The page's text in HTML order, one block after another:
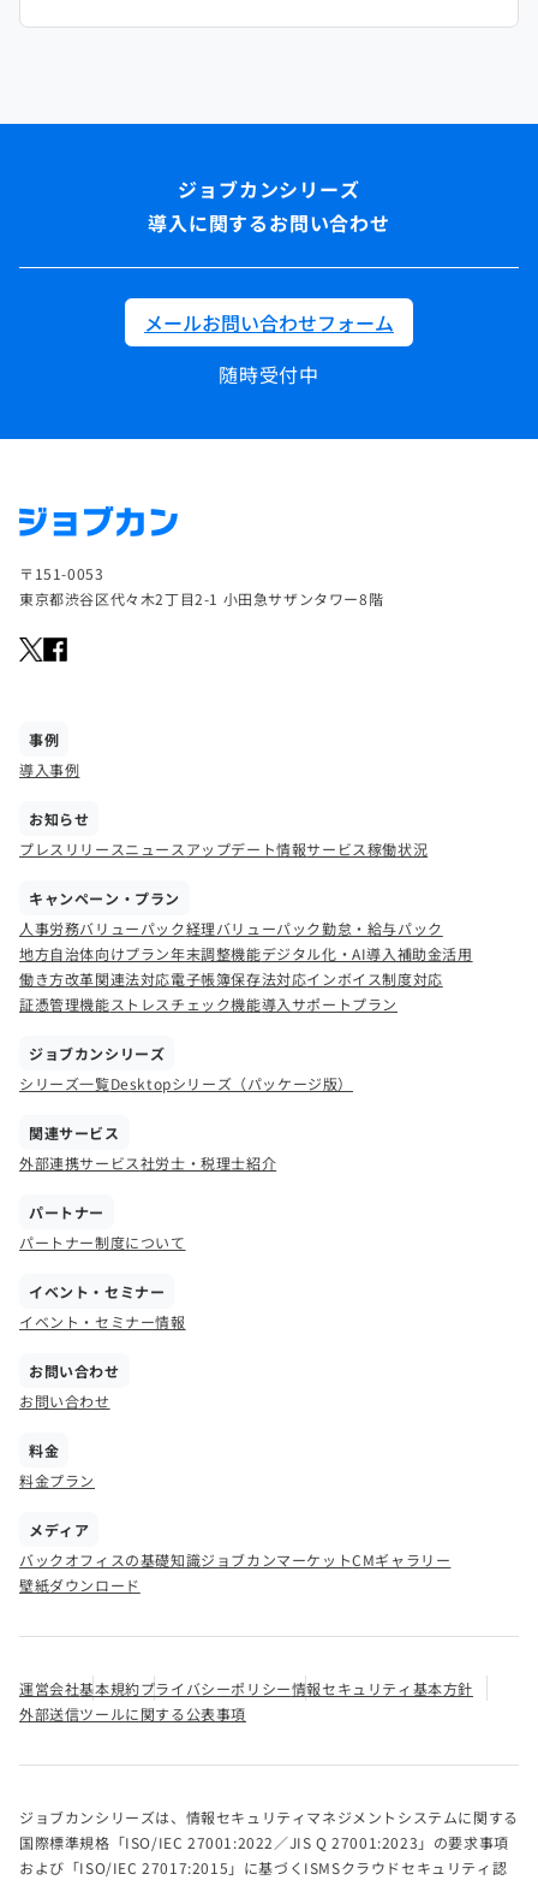
導入に関するお問い合わせ
メールお問い合わせフォーム
随時受付中
〒151-0053
東京都渋谷区代々木2丁目2-1 小田急サザンタワー8階
事例
導入事例
お知らせ
プレスリリースニュース アップデート情報サービス稼働状況
キャンペーン・プラン
人事労務バリューパック経理バリューパック勤怠・給与パック
地方自治体向けプラン年末調整機能デジタル化・AI導入補助金活用
働き方改革関連法対応電子帳簿保存法対応インボイス制度対応
証憑管理機能ストレスチェック機能導入サポートプラン
ジョブカンシリーズ
シリーズ一覧Desktopシリーズ（パッケージ版）
関連サービス
外部連携サービス社労士・税理士紹介
パートナー
パートナー制度について
イベント・セミナー
イベント・セミナー情報
お問い合わせ
お問い合わせ
料金
料金プラン
メディア
バックオフィスの基礎知識ジョブカンマーケットCMギャラリー
壁紙ダウンロード
運営会社基本規約プライバシーポリシー情報セキュリティ基本方針
外部送信ツールに関する公表事項
ジョブカンシリーズは、情報セキュリティマネジメントシステムに関する
国際標準規格「ISO/IEC 27001:2022／JIS Q 27001:2023」の要求事項
および「ISO/IEC 27017:2015」に基づくISMSクラウドセキュリティ認